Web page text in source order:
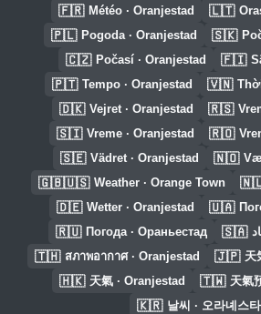
🇫🇷 Météo · Oranjestad 🇱🇹
🇵🇱 Pogoda · Oranjestad 🇸🇰
🇨🇿 Počasí · Oranjestad 🇫🇮
🇵🇹 Tempo · Oranjestad 🇻🇳
🇩🇰 Vejret · Oranjestad 🇷🇸
🇸🇮 Vreme · Oranjestad 🇷🇴
🇸🇪 Vädret · Oranjestad 🇳🇴
🇬🇧🇺🇸 Weather · Orange Town
🇩🇪 Wetter · Oranjestad 🇺🇦
🇷🇺 Погода · Ораньестад 🇸🇦
🇹🇭 สภาพอากาศ · Oranjestad 🇯🇵 天
🇭🇰 天氣 · Oranjestad 🇹🇼 天氣
🇰🇷 날씨 · 오라녜스